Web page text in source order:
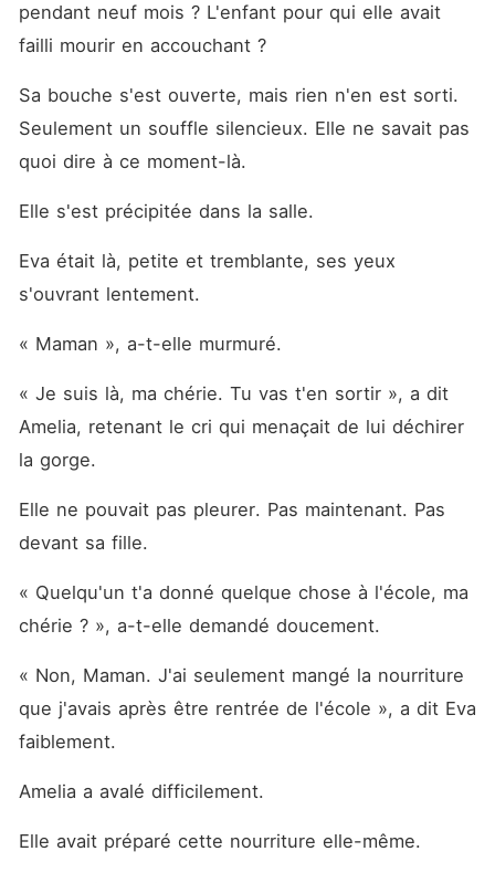
pendant neuf mois ? L'enfant pour qui elle avait
failli mourir en accouchant ?
Sa bouche s'est ouverte, mais rien n'en est sorti.
Seulement un souffle silencieux. Elle ne savait pas
quoi dire à ce moment-là.
Elle s'est précipitée dans la salle.
Eva était là, petite et tremblante, ses yeux
s'ouvrant lentement.
« Maman », a-t-elle murmuré.
« Je suis là, ma chérie. Tu vas t'en sortir », a dit
Amelia, retenant le cri qui menaçait de lui déchirer
la gorge.
Elle ne pouvait pas pleurer. Pas maintenant. Pas
devant sa fille.
« Quelqu'un t'a donné quelque chose à l'école, ma
chérie ? », a-t-elle demandé doucement.
« Non, Maman. J'ai seulement mangé la nourriture
que j'avais après être rentrée de l'école », a dit Eva
faiblement.
Amelia a avalé difficilement.
Elle avait préparé cette nourriture elle-même.